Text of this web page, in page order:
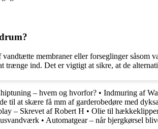
membraner eller forseglinger såsom
ind. Det er vigtigt at sikre, at de
– hvem og hvorfor? • Indmuring af
til at skære få mm af garderobedøre med
– Skrevet af Robert H • Olie til
• Automatgear – når bjergkørsel